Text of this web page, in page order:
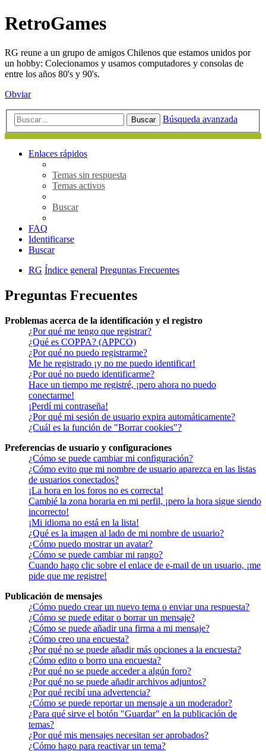
RetroGames
RG reune a un grupo de amigos Chilenos que estamos unidos por
un hobby: Colecionamos y usamos computadores y consolas de
entre los años 80's y 90's.
Obviar
Buscar Búsqueda avanzada
Enlaces rápidos
Temas sin respuesta
Temas activos
Buscar
FAQ
Identificarse
Buscar
RG Índice general Preguntas Frecuentes
Preguntas Frecuentes
Problemas acerca de la identificación y el registro
¿Por qué me tengo que registrar?
¿Qué es COPPA? (APPCO)
¿Por qué no puedo registrarme?
Me he registrado ¡y no me puedo identificar!
¿Por qué no puedo identificarme?
Hace un tiempo me registré, ¡pero ahora no puedo
conectarme!
¡Perdí mi contraseña!
¿Por qué mi sesión de usuario expira automáticamente?
¿Cuál es la función de "Borrar cookies"?
Preferencias de usuario y configuraciones
¿Cómo se puede cambiar mi configuración?
¿Cómo evito que mi nombre de usuario aparezca en las listas
de usuarios conectados?
¡La hora en los foros no es correcta!
Cambié la zona horaria en mi perfil, ¡pero la hora sigue siendo
incorrecto!
¡Mi idioma no está en la lista!
¿Qué es la imagen al lado de mi nombre de usuario?
¿Cómo puedo mostrar un avatar?
¿Cómo se puede cambiar mi rango?
Cuando hago clic sobre el enlace de e-mail de un usuario, ¡me
pide que me registre!
Publicación de mensajes
¿Cómo puedo crear un nuevo tema o enviar una respuesta?
¿Cómo se puede editar o borrar un mensaje?
¿Cómo se puede añadir una firma a mi mensaje?
¿Cómo creo una encuesta?
¿Por qué no se puede añadir más opciones a la encuesta?
¿Cómo edito o borro una encuesta?
¿Por qué no se puede acceder a algún foro?
¿Por qué no se puede añadir archivos adjuntos?
¿Por qué recibí una advertencia?
¿Cómo se puede reportar un mensaje a un moderador?
¿Para qué sirve el botón "Guardar" en la publicación de
temas?
¿Por qué mis mensajes necesitan ser aprobados?
¿Cómo hago para reactivar un tema?